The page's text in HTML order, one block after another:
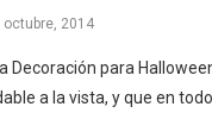
octubre, 2014
Decoración para
a la vista, y que en